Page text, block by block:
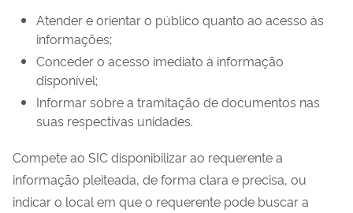
Atender e orientar o público quanto ao acesso às
informações;
Conceder o acesso imediato à informação
disponível;
Informar sobre a tramitação de documentos nas
suas respectivas unidades.
Compete ao SIC disponibilizar ao requerente a
informação pleiteada, de forma clara e precisa, ou
indicar o local em que o requerente pode buscar a